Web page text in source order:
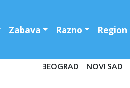
Zabava Razno Region
BEOGRAD NOVI SAD